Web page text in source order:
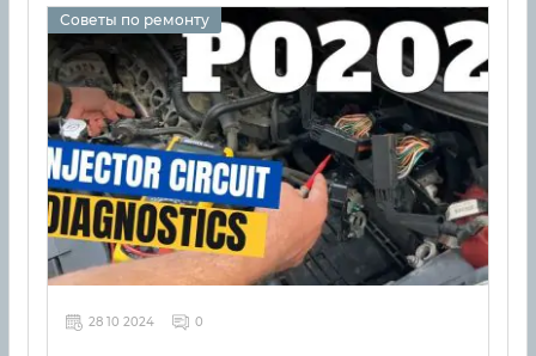
Советы по ремонту
28 10 2024 0